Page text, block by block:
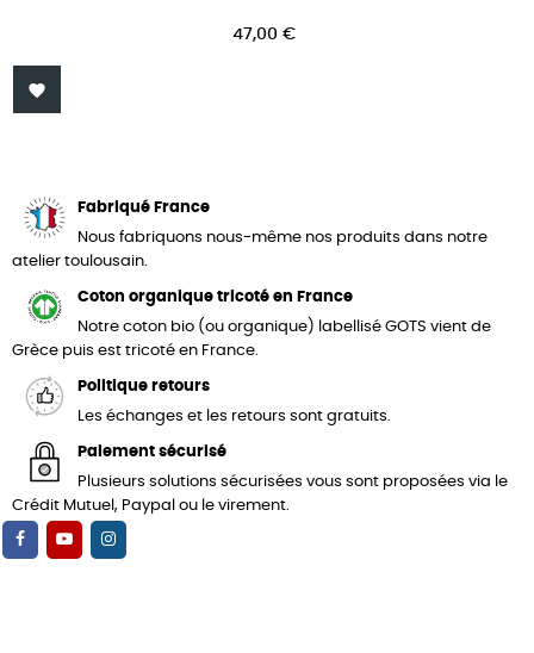
Prix
47,00 €

Fabriqué France
Nous fabriquons nous-même nos produits dans notre
atelier toulousain.
Coton organique tricoté en France
Notre coton bio (ou organique) labellisé GOTS vient de
Grèce puis est tricoté en France.
Politique retours
Les échanges et les retours sont gratuits.
Paiement sécurisé
Plusieurs solutions sécurisées vous sont proposées via le
Crédit Mutuel, Paypal ou le virement.